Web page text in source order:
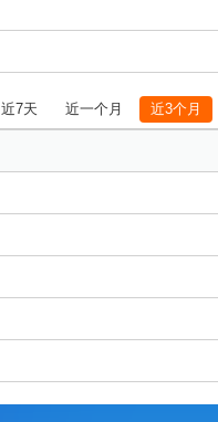
近7天 近一个月 近3个月